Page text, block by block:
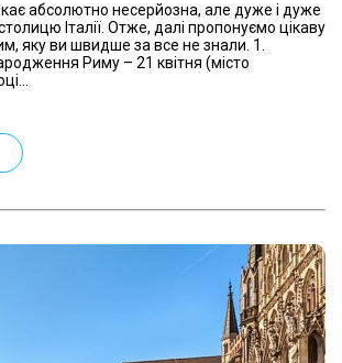
абсолютно несерйозна, але дуже і дуже
Італії. Отже, далі пропонуємо цікаву
яку ви швидше за все не знали. 1.
Риму – 21 квітня (місто